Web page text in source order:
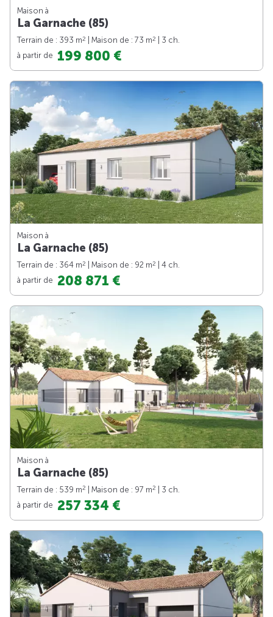
Maison à
La Garnache (85)
Terrain de : 393 m2 | Maison de : 73 m2
| 3 ch.
à partir de 199 800 €
Maison à
La Garnache (85)
Terrain de : 364 m2 | Maison de : 92 m2
| 4 ch.
à partir de 208 871 €
Maison à
La Garnache (85)
Terrain de : 539 m2 | Maison de : 97 m2
| 3 ch.
à partir de 257 334 €